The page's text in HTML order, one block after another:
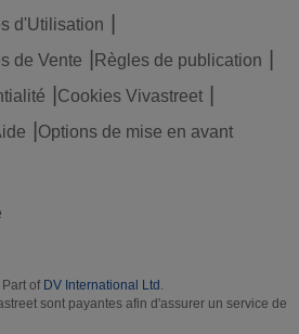
d'Utilisation
de Vente
Règles de publication
Cookies Vivastreet
Options de mise en avant
of DV International Ltd .
sont payantes afin d'assurer un service de